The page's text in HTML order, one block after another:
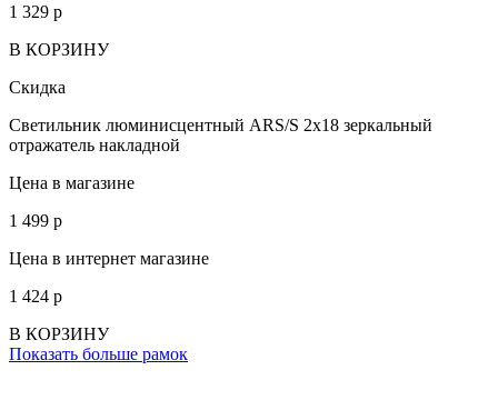
1 329 p
В КОРЗИНУ
Скидка
Светильник люминисцентный ARS/S 2х18 зеркальный
отражатель накладной
Цена в магазине
1 499 p
Цена в интернет магазине
1 424 p
В КОРЗИНУ
Показать больше рамок